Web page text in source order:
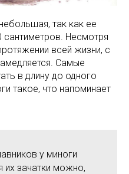
так как ее
сантиметров. Несмотря
всей жизни, с
Самые
в длину до одного
такое, что напоминает
у миноги
их зачатки можно,